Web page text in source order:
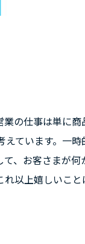
の仕事は単に
ています。一
、お客さまが
以上嬉しいこ